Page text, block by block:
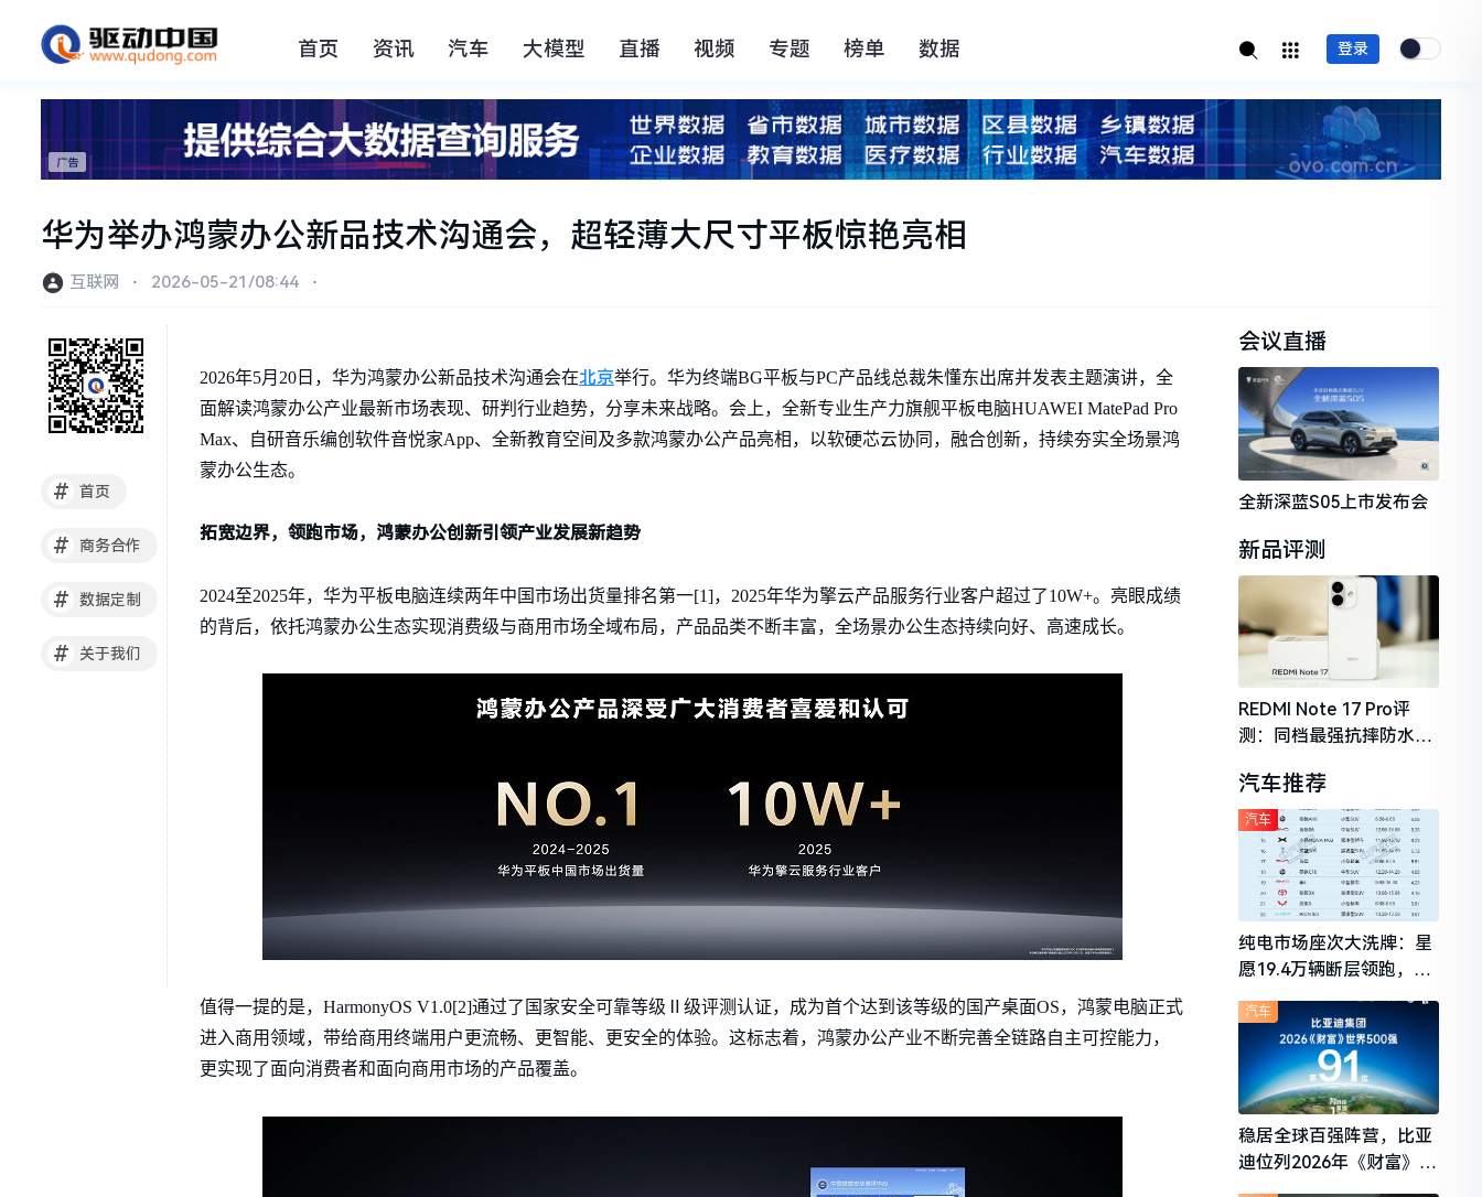
首页 资讯 汽车 大模型 直播 视频 专题 榜单 数据 登录
华为举办鸿蒙办公新品技术沟通会，超轻薄大尺寸平板惊艳亮相
互联网 ⋅ 2026-05-21/08:44 ⋅
# 首页
# 商务合作
# 数据定制
# 关于我们
2026年5月20日，华为鸿蒙办公新品技术沟通会在北京举行。华为终端BG平板与PC产品线总裁朱懂东出席并发表主题演讲，全
面解读鸿蒙办公产业最新市场表现、研判行业趋势，分享未来战略。会上，全新专业生产力旗舰平板电脑HUAWEI MatePad Pro
Max、自研音乐编创软件音悦家App、全新教育空间及多款鸿蒙办公产品亮相，以软硬芯云协同，融合创新，持续夯实全场景鸿
蒙办公生态。
拓宽边界，领跑市场，鸿蒙办公创新引领产业发展新趋势
2024至2025年，华为平板电脑连续两年中国市场出货量排名第一[1]，2025年华为擎云产品服务行业客户超过了10W+。亮眼成绩
的背后，依托鸿蒙办公生态实现消费级与商用市场全域布局，产品品类不断丰富，全场景办公生态持续向好、高速成长。
值得一提的是，HarmonyOS V1.0[2]通过了国家安全可靠等级Ⅱ级评测认证，成为首个达到该等级的国产桌面OS，鸿蒙电脑正式
进入商用领域，带给商用终端用户更流畅、更智能、更安全的体验。这标志着，鸿蒙办公产业不断完善全链路自主可控能力，
更实现了面向消费者和面向商用市场的产品覆盖。
会议直播
全新深蓝S05上市发布会
新品评测
REDMI Note 17 Pro评
测：同档最强抗摔防水，
守门员
汽车推荐
纯电市场座次大洗牌：星
愿19.4万辆断层领跑，理
想i6成最强黑马
汽车
稳居全球百强阵营，比亚
迪位列2026年《财富》世
汽车